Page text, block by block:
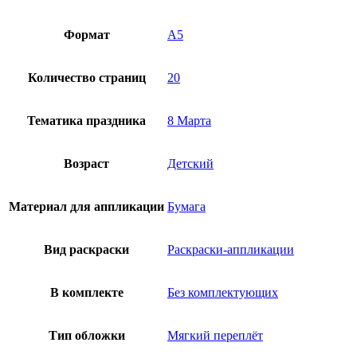
Формат А5
Количество страниц 20
Тематика праздника 8 Марта
Возраст Детский
Материал для аппликации Бумага
Вид раскраски Раскраски-аппликации
В комплекте Без комплектующих
Тип обложки Мягкий переплёт